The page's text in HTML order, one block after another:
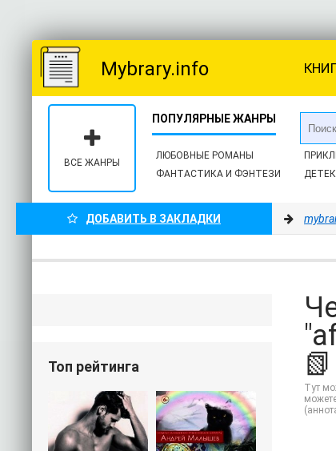
Mybrary.info
ЛЮБОВНЫЕ РОМАНЫ
ФАНТАСТИКА И ФЭНТЕЗИ
ВСЕ ЖАНРЫ
ДОБАВИТЬ В ЗАКЛАДКИ
📗
Тут
Топ рейтинга